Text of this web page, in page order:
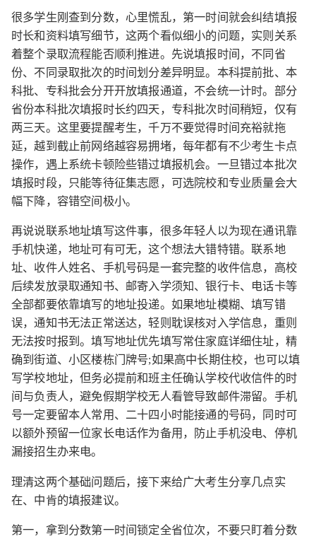
很多学生刚查到分数，心里慌乱，第一时间就会纠结填报
时长和资料填写细节，这两个看似细小的问题，实则关系
着整个录取流程能否顺利推进。先说填报时间，不同省
份、不同录取批次的时间划分差异明显。本科提前批、本
科批、专科批会分开开放填报通道，不会统一计时。部分
省份本科批次填报时长约四天，专科批次时间稍短，仅有
两三天。这里要提醒考生，千万不要觉得时间充裕就拖
延，越到截止前网络越容易拥堵，每年都有不少考生卡点
操作，遇上系统卡顿险些错过填报机会。一旦错过本批次
填报时段，只能等待征集志愿，可选院校和专业质量会大
幅下降，容错空间极小。
再说说联系地址填写这件事，很多年轻人以为现在通讯靠
手机快递，地址可有可无，这个想法大错特错。联系地
址、收件人姓名、手机号码是一套完整的收件信息，高校
后续发放录取通知书、邮寄入学须知、银行卡、电话卡等
全部都要依靠填写的地址投递。如果地址模糊、填写错
误，通知书无法正常送达，轻则耽误核对入学信息，重则
无法按时报到。填写地址优先填写常住家庭详细住址，精
确到街道、小区楼栋门牌号;如果高中长期住校，也可以填
写学校地址，但务必提前和班主任确认学校代收信件的时
间与负责人，避免假期学校无人看管导致邮件滞留。手机
号一定要留本人常用、二十四小时能接通的号码，同时可
以额外预留一位家长电话作为备用，防止手机没电、停机
漏接招生办来电。
理清这两个基础问题后，接下来给广大考生分享几点实
在、中肯的填报建议。
第一，拿到分数第一时间锁定全省位次，不要只盯着分数